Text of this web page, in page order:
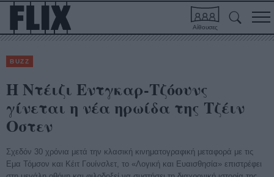
Αίθουσες
BUZZ
Η Ντέιζι Εντγκαρ-Τζόουνς
γίνεται η νέα ηρωίδα της Τζέιν
Οστεν
Σχεδόν 30 χρόνια μετά την κλασική κινηματογραφική μεταφορά με τις
Εμα Τόμσον και Κέιτ Γουίνσλετ, το «Λογική και Ευαισθησία» επιστρέφει